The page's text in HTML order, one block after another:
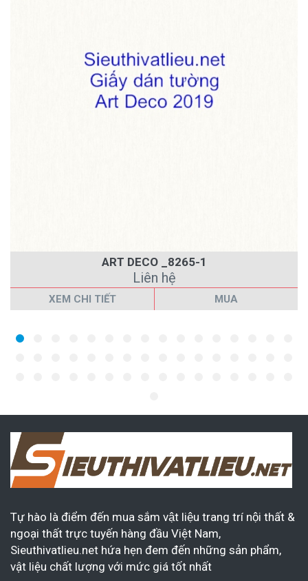
ART DECO _8265-1
Liên hệ
XEM CHI TIẾT MUA
Tự hào là điểm đến mua sắm vật liệu trang trí nội thất &
ngoại thất trực tuyến hàng đầu Việt Nam,
Sieuthivatlieu.net hứa hẹn đem đến những sản phẩm,
vật liệu chất lượng với mức giá tốt nhất